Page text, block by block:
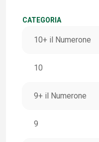
CATEGORIA
10+ il Numerone
10
9+ il Numerone
9